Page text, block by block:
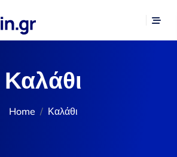
Καλάθι
Home Καλάθι